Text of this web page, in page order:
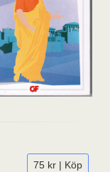
75 kr | Köp